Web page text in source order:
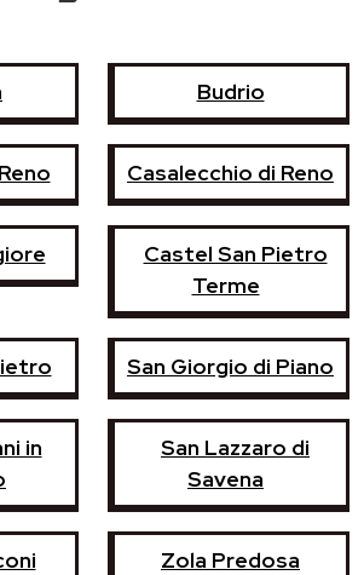
Budrio
Casalecchio di Reno
Castel San Pietro
Terme
San Giorgio di Piano
in
San Lazzaro di
Savena
Zola Predosa